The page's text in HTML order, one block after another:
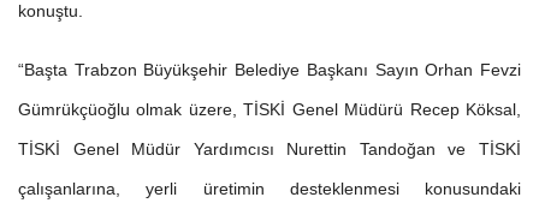
konuştu.
“Başta Trabzon Büyükşehir Belediye Başkanı Sayın Orhan Fevzi
Gümrükçüoğlu olmak üzere, TİSKİ Genel Müdürü Recep Köksal,
TİSKİ Genel Müdür Yardımcısı Nurettin Tandoğan ve TİSKİ
çalışanlarına, yerli üretimin desteklenmesi konusundaki